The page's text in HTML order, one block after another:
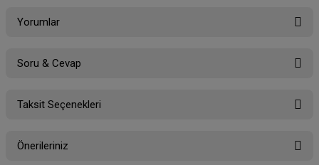
Yorumlar
Soru & Cevap
Taksit Seçenekleri
Önerileriniz